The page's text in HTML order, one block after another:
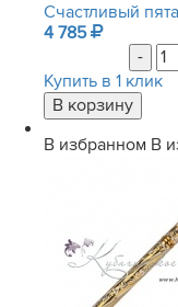
Счастливый
4 785
-
Купить в 1 клик
В избранном В